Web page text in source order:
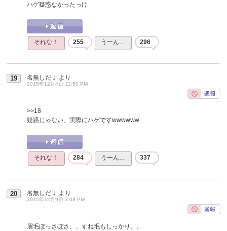
ハゲ疑惑なかったっけ
それな！ 255 うーん… 296
19 名無しだＪ より
2015年12月4日 12:50 PM
>>18
疑惑じゃない、実際にハゲですwwwwww
それな！ 284 うーん… 337
20 名無しだＪ より
2015年12月9日 3:08 PM
眉毛ぼっさぼさ、、すね毛もしっかり、、